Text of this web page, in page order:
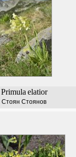
Primula elatior
Стоян Стоянов